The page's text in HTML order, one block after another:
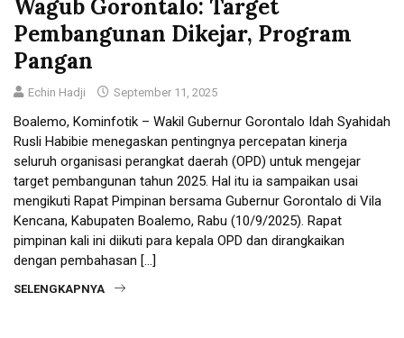
Wagub Gorontalo: Target
Pembangunan Dikejar, Program
Pangan
Echin Hadji September 11, 2025
Boalemo, Kominfotik – Wakil Gubernur Gorontalo Idah Syahidah
Rusli Habibie menegaskan pentingnya percepatan kinerja
seluruh organisasi perangkat daerah (OPD) untuk mengejar
target pembangunan tahun 2025. Hal itu ia sampaikan usai
mengikuti Rapat Pimpinan bersama Gubernur Gorontalo di Vila
Kencana, Kabupaten Boalemo, Rabu (10/9/2025). Rapat
pimpinan kali ini diikuti para kepala OPD dan dirangkaikan
dengan pembahasan […]
SELENGKAPNYA